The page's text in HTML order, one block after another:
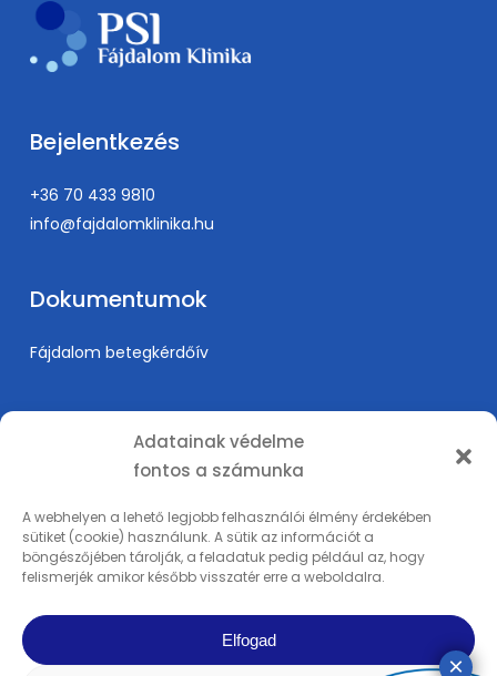
Adatainak védelme
fontos a számunka
A webhelyen a lehető legjobb felhasználói élmény érdekében
sütiket (cookie) használunk. A sütik az információt a
böngészőjében tárolják, a feladatuk pedig például az, hogy
felismerjék amikor később visszatér erre a weboldalra.
Elfogad
Bejelentkezés
+36 70 433 9810
info@fajdalomklinika.hu
Dokumentumok
Fájdalom betegkérdőív
Információk
Karrier
Orvosképzés
Adatkezelési tájékoztató